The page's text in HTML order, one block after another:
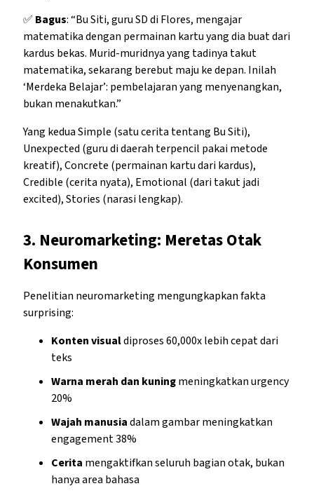
✅ Bagus: “Bu Siti, guru SD di Flores, mengajar
matematika dengan permainan kartu yang dia buat dari
kardus bekas. Murid-muridnya yang tadinya takut
matematika, sekarang berebut maju ke depan. Inilah
‘Merdeka Belajar’: pembelajaran yang menyenangkan,
bukan menakutkan.”
Yang kedua Simple (satu cerita tentang Bu Siti),
Unexpected (guru di daerah terpencil pakai metode
kreatif), Concrete (permainan kartu dari kardus),
Credible (cerita nyata), Emotional (dari takut jadi
excited), Stories (narasi lengkap).
3. Neuromarketing: Meretas Otak
Konsumen
Penelitian neuromarketing mengungkapkan fakta
surprising:
Konten visualdiproses 60,000x lebih cepat dari
teks
Warna merah dan kuningmeningkatkan urgency
20%
Wajah manusiadalam gambar meningkatkan
engagement 38%
Cerita mengaktifkan seluruh bagian otak, bukan
hanya area bahasa